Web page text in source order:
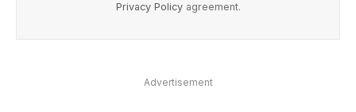
Privacy Policyagreement.
Advertisement